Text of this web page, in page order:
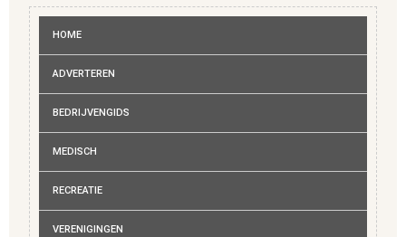
HOME
ADVERTEREN
BEDRIJVENGIDS
MEDISCH
RECREATIE
VERENIGINGEN